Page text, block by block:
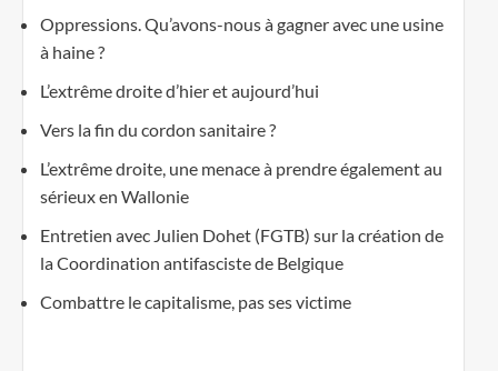
Oppressions. Qu’avons-nous à gagner avec une usine
à haine ?
L’extrême droite d’hier et aujourd’hui
Vers la fin du cordon sanitaire ?
L’extrême droite, une menace à prendre également au
sérieux en Wallonie
Entretien avec Julien Dohet (FGTB) sur la création de
la Coordination antifasciste de Belgique
Combattre le capitalisme, pas ses victime